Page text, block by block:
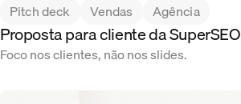
Pitch deck Vendas Agência
Proposta para cliente da SuperSEO
Foco nos clientes, não nos slides.